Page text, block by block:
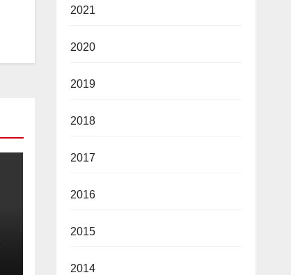
2021
2020
2019
2018
2017
2016
2015
2014